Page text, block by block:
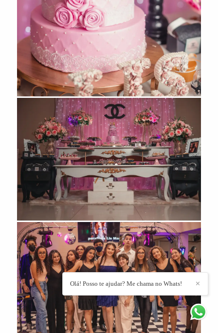
✕
Olá! Posso te ajudar? Me chama no Whats!